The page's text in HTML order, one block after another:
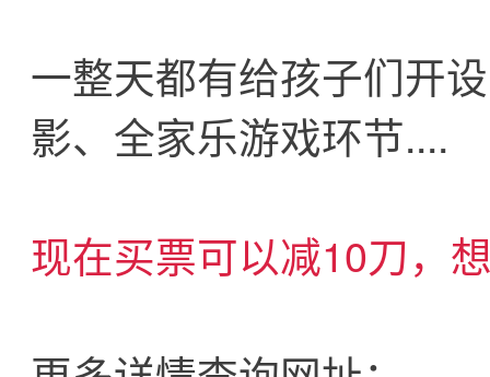
一整天都有给孩子们开
影、全家乐游戏环节....
现在买票可以减10刀，